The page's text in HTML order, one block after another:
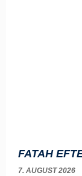
FATAH
7. AUGUST 2026